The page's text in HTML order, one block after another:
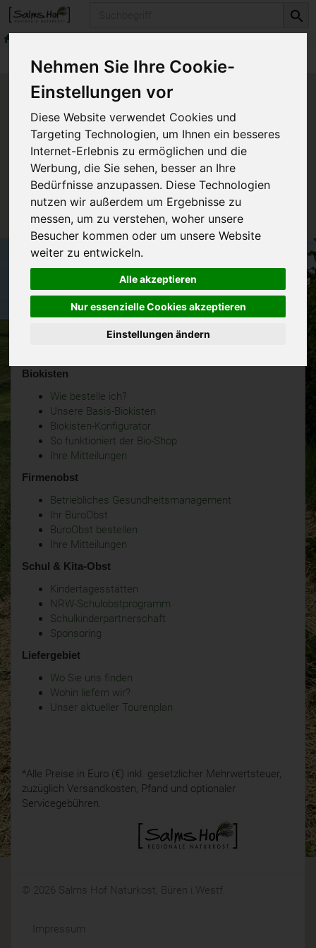
Nehmen Sie Ihre Cookie-
Einstellungen vor
Diese Website verwendet Cookies und
Targeting Technologien, um Ihnen ein besseres
Internet-Erlebnis zu ermöglichen und die
Werbung, die Sie sehen, besser an Ihre
Bedürfnisse anzupassen. Diese Technologien
nutzen wir außerdem um Ergebnisse zu
messen, um zu verstehen, woher unsere
Besucher kommen oder um unsere Website
weiter zu entwickeln.
Alle akzeptieren
Nur essenzielle Cookies akzeptieren
Einstellungen ändern
Produkte frische Milchprodukte
Produkt "Upländer
Buttermilch" nicht verfügbar.
Das von Ihnen gesuchte Produkt ist leider zur Zeit
nicht verfügbar.
Biokisten
Wie bestelle ich?
Unsere Basis-Biokisten
Biokisten-Konfigurator
So funktioniert der Bio-Shop
Ihre Mitteilungen
Firmenobst
Betriebliches Gesundheitsmanagement
Ihr BüroObst
BüroObst bestellen
Ihre Mitteilungen
Schul & Kita-Obst
Kindertagesstätten
NRW-Schulobstprogramm
Schulkinderpartnerschaft
Sponsoring
Liefergebiet
Wo Sie uns finden
Wohin liefern wir?
Unser aktueller Tourenplan
*Alle Preise in Euro (€) inkl. gesetzlicher Mehrwertsteuer,
zuzüglich Versandkosten, Pfand und optionaler
Servicegebühren.
© 2026 Salms Hof Naturkost, Büren i.Westf.
Impressum